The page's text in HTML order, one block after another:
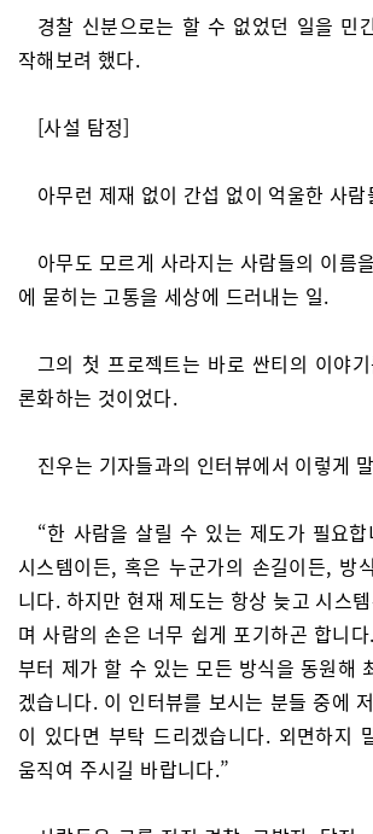
경찰 신분으로는 할 수 없었던 일을 민
작해보려 했다.
[사설 탐정]
아무런 제재 없이 간섭 없이 억울한 사
아무도 모르게 사라지는 사람들의 이름
에 묻히는 고통을 세상에 드러내는 일.
그의 첫 프로젝트는 바로 싼티의 이야
론화하는 것이었다.
진우는 기자들과의 인터뷰에서 이렇게
“한 사람을 살릴 수 있는 제도가 필요
시스템이든, 혹은 누군가의 손길이든, 방
니다. 하지만 현재 제도는 항상 늦고 시스
며 사람의 손은 너무 쉽게 포기하곤 합니
부터 제가 할 수 있는 모든 방식을 동원해
겠습니다. 이 인터뷰를 보시는 분들 중에
이 있다면 부탁 드리겠습니다. 외면하지
움직여 주시길 바랍니다.”